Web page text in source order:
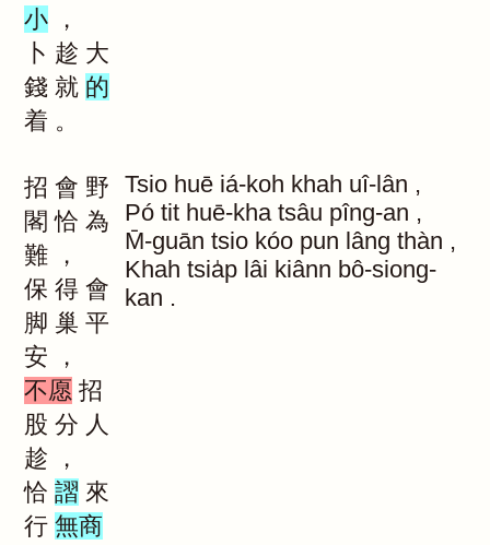
小
，
卜 趁 大
錢 就 的
着 。
招 會 野
閣 恰 為
難
，
保 得 會
脚 巢 平
安
，
不愿 招
股 分 人
趁
，
恰 謵 來
行 無商
Tsio huē iá-koh khah uî-lân ,
Pó tit huē-kha tsâu pîng-an ,
M̄-guān tsio kóo pun lâng thàn ,
Khah tsia̍p lâi kiânn bô-siong-
kan .